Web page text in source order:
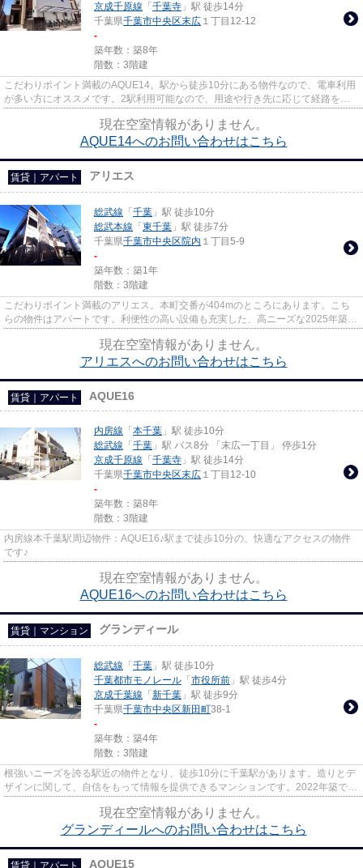
京成千原線 「 千葉寺 」駅 徒歩14分
千葉県千葉市中央区末広 １丁目12-12
-
築年数：築8年
階数：3階建
こだわりポイント満載のAQUE14。駅から徒歩10分にある物件なので、電車利用
が多い方にオススメです。2駅利用可能なので、用途や行き先に応じて経路を選
現在空室情報がありません。
AQUE14へのお問い合わせはこちら
賃貸｜アパート アリエス
総武線 「 千葉 」駅 徒歩10分
総武本線 「 東千葉 」駅 徒歩7分
千葉県千葉市中央区院内 １丁目5-9
-
築年数：築1年
階数：3階建
こだわりポイント満載のアリエス。本町交番が404mのところにあります。こち
らの物件はアパートです。利便性の高い設備も充実した、高ニーズな2025年築の
現在空室情報がありません。
アリエスへのお問い合わせはこちら
賃貸｜アパート AQUE16
内房線 「 本千葉 」駅 徒歩10分
総武線 「 千葉 」駅 バス8分 「末広一丁目」 停歩1分
京成千原線 「 千葉寺 」駅 徒歩14分
千葉県千葉市中央区末広 １丁目12-10
-
築年数：築8年
階数：3階建
内房線本千葉駅周辺物件：AQUE16♪駅まで徒歩10分の、快適なアクセスの物件
です♪
現在空室情報がありません。
AQUE16へのお問い合わせはこちら
賃貸｜マンション グランディール
総武線 「 千葉 」駅 徒歩10分
千葉都市モノレール 「 市役所前 」駅 徒歩4分
京成千葉線 「 新千葉 」駅 徒歩9分
千葉県千葉市中央区新田町38-1
-
築年数：築4年
階数：3階建
根強いニーズを誇る駅近の物件となり、徒歩10分に千葉駅があります。造りとデ
ザインに関して、自信をもって情報を提供できるマンションです。2022年築で多
現在空室情報がありません。
グランディールへのお問い合わせはこちら
賃貸｜アパート AQUE15